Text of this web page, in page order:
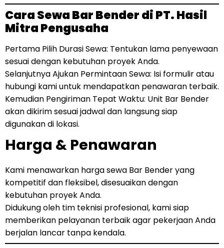
Cara Sewa Bar Bender di PT. Hasil
Mitra Pengusaha
Pertama Pilih Durasi Sewa: Tentukan lama penyewaan
sesuai dengan kebutuhan proyek Anda.
Selanjutnya Ajukan Permintaan Sewa: Isi formulir atau
hubungi kami untuk mendapatkan penawaran terbaik.
Kemudian Pengiriman Tepat Waktu: Unit Bar Bender
akan dikirim sesuai jadwal dan langsung siap
digunakan di lokasi.
Harga & Penawaran
Kami menawarkan harga sewa Bar Bender yang
kompetitif dan fleksibel, disesuaikan dengan
kebutuhan proyek Anda.
Didukung oleh tim teknisi profesional, kami siap
memberikan pelayanan terbaik agar pekerjaan Anda
berjalan lancar tanpa kendala.